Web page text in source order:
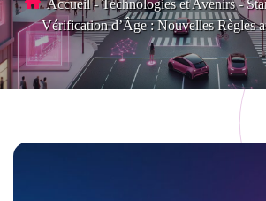
Accueil - Technologies et Avenirs -
Vérification d’Âge : Nouvelles Règles